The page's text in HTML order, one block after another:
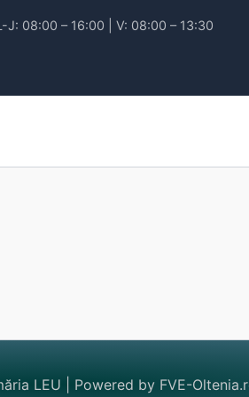
J: 08:00 – 16:00 | V: 08:00 – 13:30
LEU | Powered by FVE-